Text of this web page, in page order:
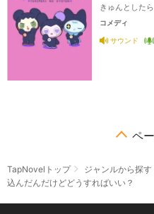
きゅんとした
コメディ
サウンド
ペ
TapNovelトップ ジャンルから探す
込んだんだけどどうすればいい？